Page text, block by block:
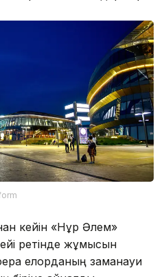
кейін «Нұр Әлем»
ретінде жұмысын
елорданың заманауи